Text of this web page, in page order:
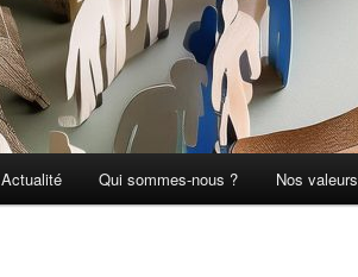
Actualité Qui sommes-nous ? Nos valeurs